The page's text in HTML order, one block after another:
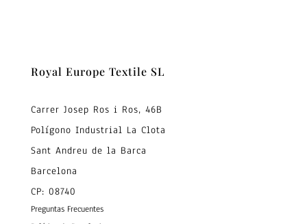
Royal Europe Textile SL
Carrer Josep Ros i Ros, 46B
Polígono Industrial La Clota
Sant Andreu de la Barca
Barcelona
CP: 08740
Preguntas Frecuentes